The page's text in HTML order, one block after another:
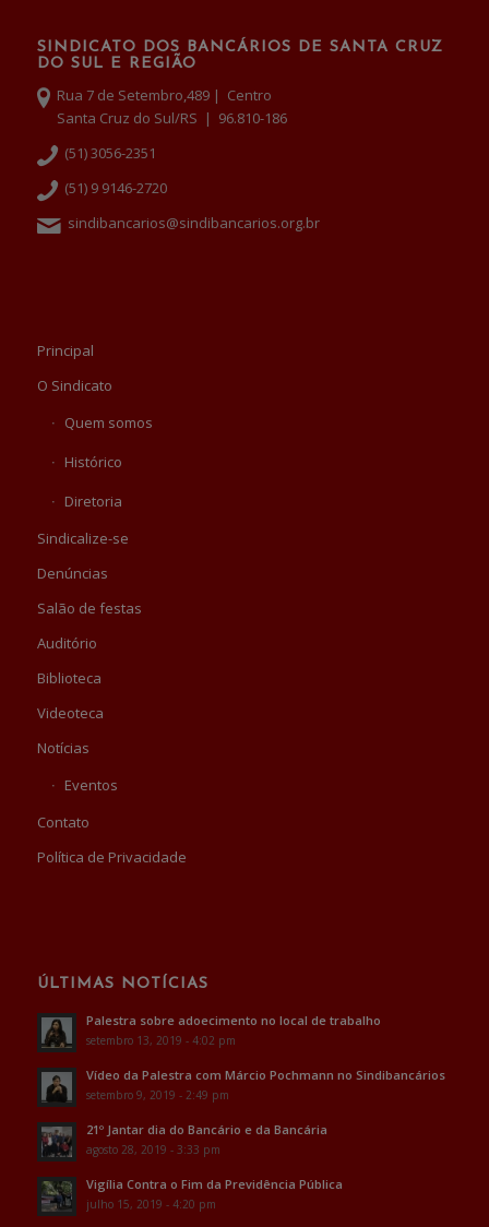
SINDICATO DOS BANCÁRIOS DE SANTA CRUZ
DO SUL E REGIÃO
Rua 7 de Setembro,489 | Centro
Santa Cruz do Sul/RS | 96.810-186
(51) 3056-2351
(51) 9 9146-2720
sindibancarios@sindibancarios.org.br
Principal
O Sindicato
Quem somos
Histórico
Diretoria
Sindicalize-se
Denúncias
Salão de festas
Auditório
Biblioteca
Videoteca
Notícias
Eventos
Contato
Política de Privacidade
ÚLTIMAS NOTÍCIAS
Palestra sobre adoecimento no local de trabalho
setembro 13, 2019 - 4:02 pm
Vídeo da Palestra com Márcio Pochmann no Sindibancários
setembro 9, 2019 - 2:49 pm
21º Jantar dia do Bancário e da Bancária
agosto 28, 2019 - 3:33 pm
Vigília Contra o Fim da Previdência Pública
julho 15, 2019 - 4:20 pm